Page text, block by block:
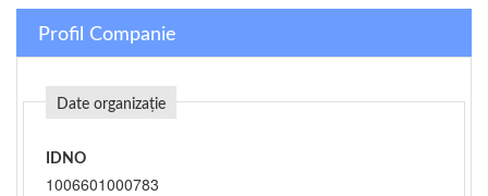
Profil Companie
Date organizație
IDNO
1006601000783